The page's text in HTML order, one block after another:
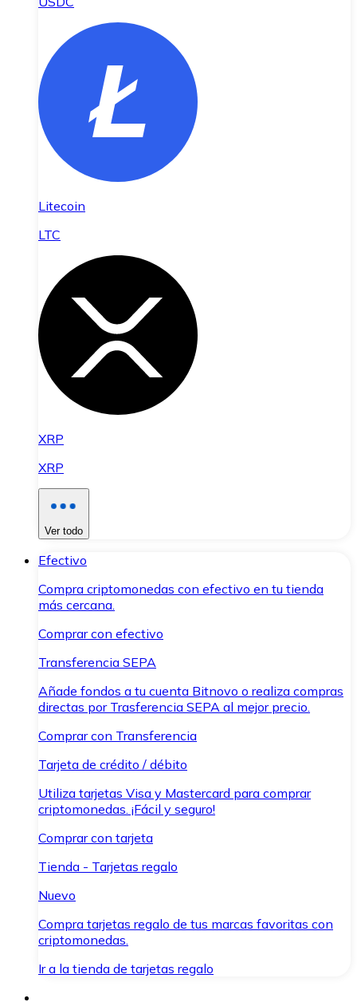
Litecoin
LTC
XRP
XRP
Ver todo
Efectivo
Compra criptomonedas con efectivo en tu tienda
más cercana.
Comprar con efectivo
Transferencia SEPA
Añade fondos a tu cuenta Bitnovo o realiza compras
directas por Trasferencia SEPA al mejor precio.
Comprar con Transferencia
Tarjeta de crédito / débito
Utiliza tarjetas Visa y Mastercard para comprar
criptomonedas. ¡Fácil y seguro!
Comprar con tarjeta
Tienda - Tarjetas regalo
Nuevo
Compra tarjetas regalo de tus marcas favoritas con
criptomonedas.
Ir a la tienda de tarjetas regalo